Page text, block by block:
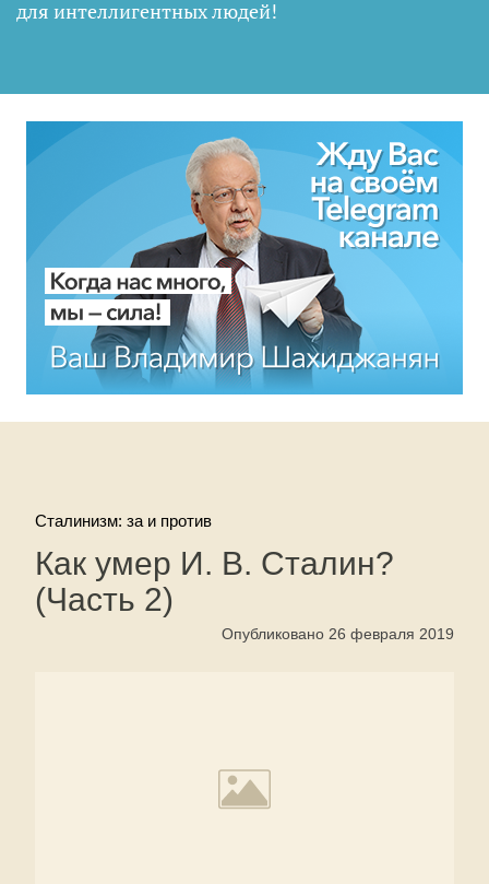
для интеллигентных людей!
Сталинизм: за и против
Как умер И. В. Сталин?
(Часть 2)
Опубликовано 26 февраля 2019